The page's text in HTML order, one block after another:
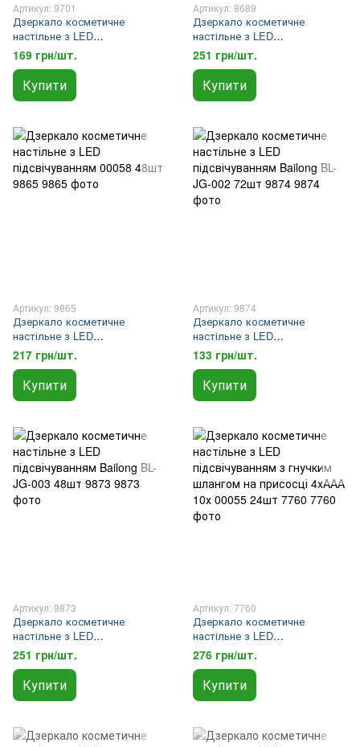
Артикул: 9701
Дзеркало косметичне
настільне з LED
підсвічуванням 00031 48шт
9701
169 грн/шт.
Купити
Артикул: 8689
Дзеркало косметичне
настільне з LED
підсвічуванням 22led 00032
36шт 8689
251 грн/шт.
Купити
Артикул: 9865
Дзеркало косметичне
настільне з LED
підсвічуванням 00058 48шт
9865
217 грн/шт.
Купити
Артикул: 9874
Дзеркало косметичне
настільне з LED
підсвічуванням Bailong BL-JG-
002 72шт 9874
133 грн/шт.
Купити
Артикул: 9873
Дзеркало косметичне
настільне з LED
підсвічуванням Bailong BL-JG-
003 48шт 9873
251 грн/шт.
Купити
Артикул: 7760
Дзеркало косметичне
настільне з LED
підсвічуванням з гнучким
шлангом на присосці 4xAAA
10х 00055 24шт 7760
276 грн/шт.
Купити